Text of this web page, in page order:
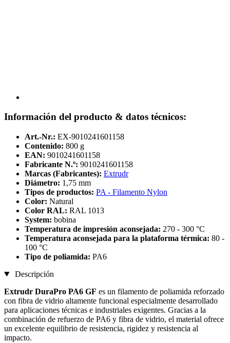
Información del producto & datos técnicos:
Art.-Nr.: EX-9010241601158
Contenido: 800 g
EAN: 9010241601158
Fabricante N.º: 9010241601158
Marcas (Fabricantes): Extrudr
Diámetro: 1,75 mm
Tipos de productos: PA - Filamento Nylon
Color: Natural
Color RAL: RAL 1013
System: bobina
Temperatura de impresión aconsejada: 270 - 300 °C
Temperatura aconsejada para la plataforma térmica: 80 -
100 °C
Tipo de poliamida: PA6
Descripción
Extrudr DuraPro PA6 GF es un filamento de poliamida reforzado
con fibra de vidrio altamente funcional especialmente desarrollado
para aplicaciones técnicas e industriales exigentes. Gracias a la
combinación de refuerzo de PA6 y fibra de vidrio, el material ofrece
un excelente equilibrio de resistencia, rigidez y resistencia al
impacto.